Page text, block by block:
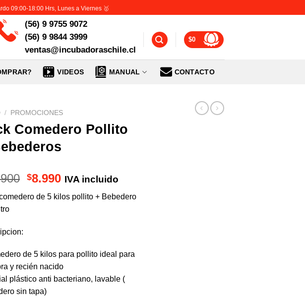
09:00-18:00 Hrs, Lunes a Viernes 🥇
(56) 9 9755 9072
(56) 9 9844 3999
ventas@incubadoraschile.cl
$0
VIDEOS MANUAL CONTACTO
/ PROMOCIONES
Comedero Pollito
El
original
$8.990El
actual
IVA incluido
de 5 kilos pollito + Bebedero
de 5 kilos para pollito ideal para
y recién nacido
plástico anti bacteriano, lavable (
sin tapa)